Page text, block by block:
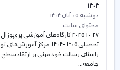
1404
دوشنبه 05 آبان 1404
محتوای سایت
27 10 2025 کارگاه‌های آموزشی
تحصیلی 1405-1404 مرکز
راستای رسالت خود مبنی بر ارتقاء
جامعه...